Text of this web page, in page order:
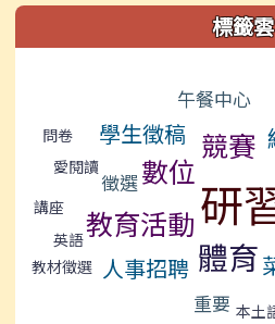
標籤雲
午餐中心
問卷 學生徵稿 競賽
愛閱讀
徵選數位
研
講座 教育活動
英語
教材徵選 人事招聘 體育
重要 本土